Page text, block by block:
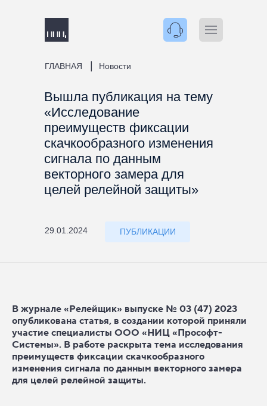
|
ГЛАВНАЯ Новости
Вышла публикация на тему
Вышла публикация на тему
«Исследование
преимуществ фиксации
скачкообразного изменения
сигнала по данным
векторного замера для
целей релейной защиты»
ПУБЛИКАЦИИ
29.01.2024
В журнале «Релейщик» выпуске № 03 (47) 2023
опубликована статья, в создании которой приняли
участие специалисты ООО «НИЦ «Прософт-
Системы». В работе раскрыта тема исследования
преимуществ фиксации скачкообразного
изменения сигнала по данным векторного замера
для целей релейной защиты.